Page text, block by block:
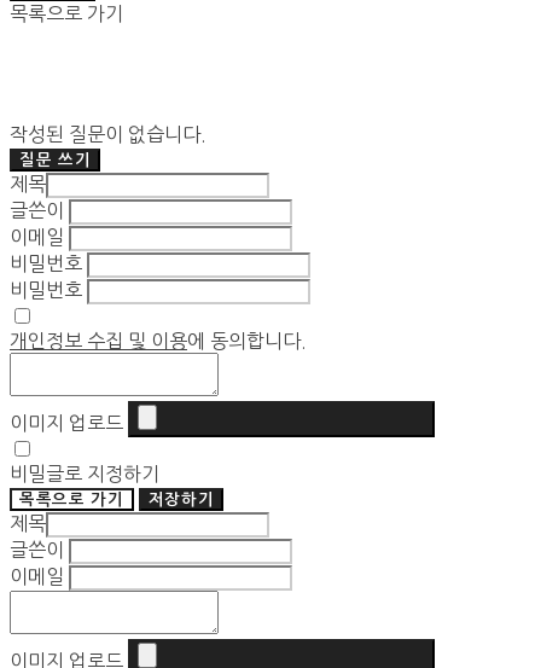
목록으로 가기
작성된 질문이 없습니다.
질문 쓰기
제목
글쓴이
이메일
비밀번호
비밀번호
개인정보 수집 및 이용에 동의합니다.
이미지 업로드
비밀글로 지정하기
목록으로 가기 저장하기
제목
글쓴이
이메일
이미지 업로드